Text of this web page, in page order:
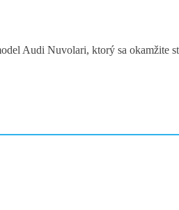
Audi Nuvolari, ktorý sa